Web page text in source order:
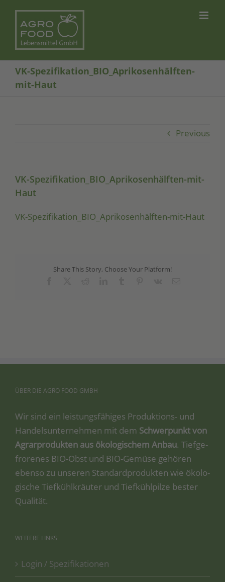
content
VK-Spezifikation_BIO_Aprikosenhälften-
mit-Haut
Previous
VK-Spezifikation_BIO_Aprikosenhälften-mit-
Haut
VK-Spe­zi­fi­ka­ti­on_­BIO­_A­pri­ko­sen­hälf­ten-mit-Haut
Share This Story, Choose Your Platform!
ÜBER DIE AGRO FOOD GMBH
Wir sind ein leis­tungs­fä­hi­ges Pro­duk­ti­ons- und
Han­dels­un­ter­neh­men mit dem Schwer­punkt von
Agrar­pro­duk­ten aus öko­lo­gi­schem Anbau. Tief­ge­
fro­re­nes BIO-Obst und BIO-Gemü­se gehö­ren
eben­so zu unse­ren Stan­dard­pro­duk­ten wie öko­lo­
gi­sche Tief­kühl­kräu­ter und Tief­kühl­pil­ze bes­ter
Qualität.
WEITERE LINKS
Login / Spezifikationen